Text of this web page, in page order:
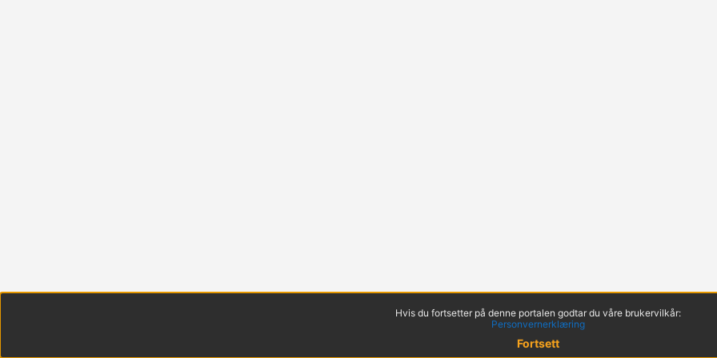
Hvis du fortsetter på denne portalen godtar du våre brukervilkår:
Personvernerklæring
Fortsett